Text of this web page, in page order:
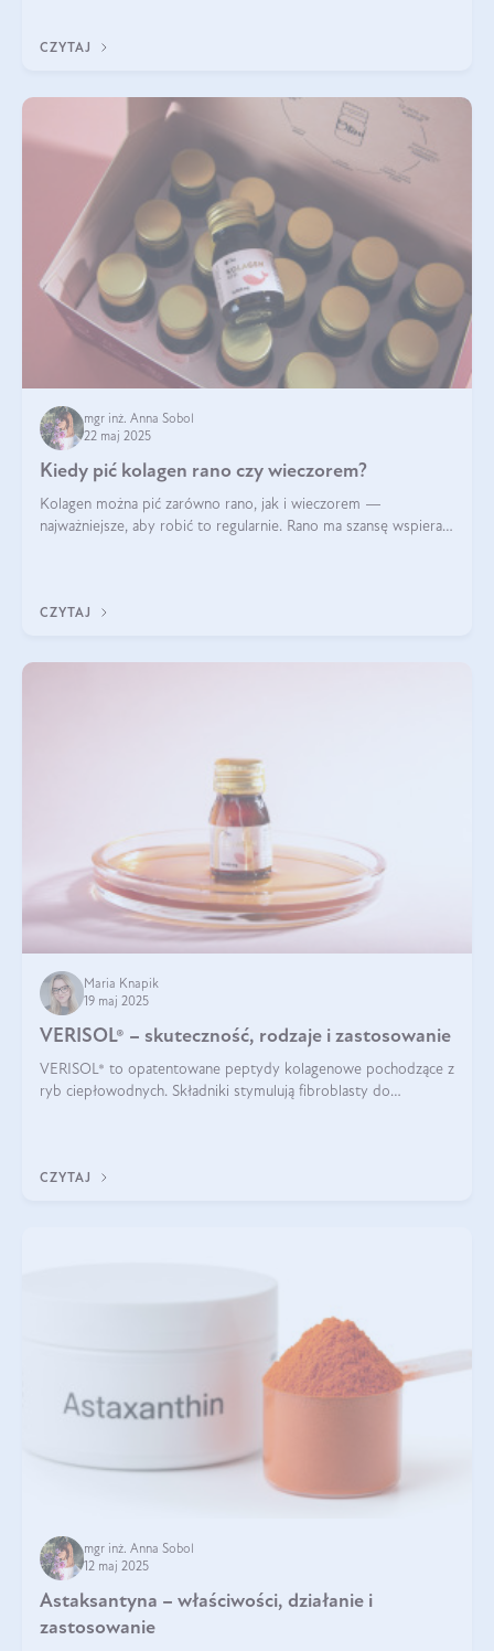
CZYTAJ
mgr inż. Anna Sobol
22 maj 2025
Kiedy pić kolagen rano czy wieczorem?
Kolagen można pić zarówno rano, jak i wieczorem —
najważniejsze, aby robić to regularnie. Rano ma szansę wspierać
CZYTAJ
Maria Knapik
19 maj 2025
VERISOL® – skuteczność, rodzaje i zastosowanie
VERISOL® to opatentowane peptydy kolagenowe pochodzące z
ryb ciepłowodnych. Składniki stymulują fibroblasty do
CZYTAJ
mgr inż. Anna Sobol
12 maj 2025
Astaksantyna – właściwości, działanie i
zastosowanie